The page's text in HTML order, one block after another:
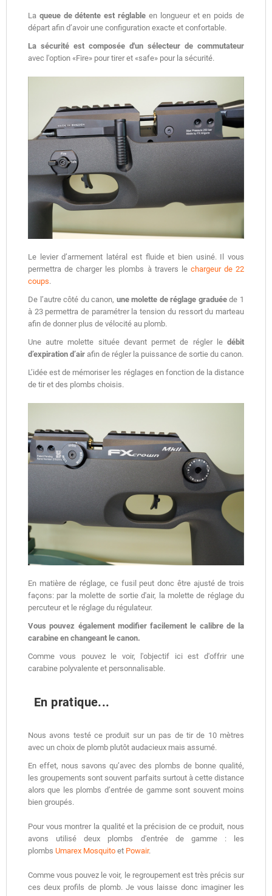
La queue de détente est réglable en longueur et en poids de
départ afin d’avoir une configuration exacte et confortable.
La sécurité est composée d'un sélecteur de commutateur
avec l'option «Fire» pour tirer et «safe» pour la sécurité.
Le levier d’armement latéral est fluide et bien usiné. Il vous
permettra de charger les plombs à travers le chargeur de 22
coups.
De l’autre côté du canon, une molette de réglage graduéede 1
à 23 permettra de paramétrer la tension du ressort du marteau
afin de donner plus de vélocité au plomb.
Une autre molette située devant permet de régler le débit
d’expiration d’air afin de régler la puissance de sortie du canon.
L’idée est de mémoriser les réglages en fonction de la distance
de tir et des plombs choisis.
En matière de réglage, ce fusil peut donc être ajusté de trois
façons: par la molette de sortie d'air, la molette de réglage du
percuteur et le réglage du régulateur.
Vous pouvez également modifier facilement le calibre de la
carabine en changeant le canon.
Comme vous pouvez le voir, l'objectif ici est d'offrir une
carabine polyvalente et personnalisable.
En pratique...
Nous avons testé ce produit sur un pas de tir de 10 mètres
avec un choix de plomb plutôt audacieux mais assumé.
En effet, nous savons qu’avec des plombs de bonne qualité,
les groupements sont souvent parfaits surtout à cette distance
alors que les plombs d’entrée de gamme sont souvent moins
bien groupés.
Pour vous montrer la qualité et la précision de ce produit, nous
avons utilisé deux plombs d'entrée de gamme : les
plombs Umarex Mosquito et Powair.
Comme vous pouvez le voir, le regroupement est très précis sur
ces deux profils de plomb. Je vous laisse donc imaginer les